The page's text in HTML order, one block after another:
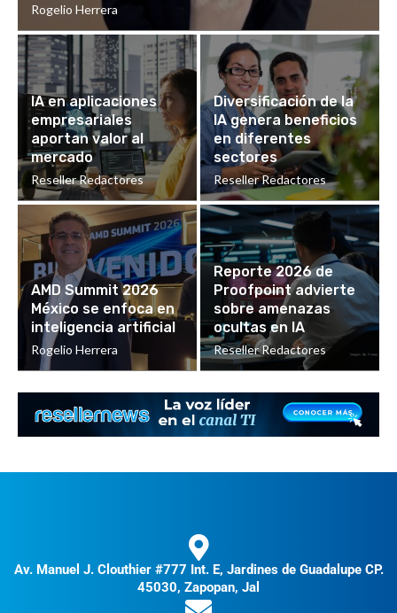
Rogelio Herrera
IA en aplicaciones
empresariales
aportan valor al
mercado
Reseller Redactores
Diversificación de la
IA genera beneficios
en diferentes
sectores
Reseller Redactores
AMD Summit 2026
México se enfoca en
inteligencia artificial
Rogelio Herrera
Reporte 2026 de
Proofpoint advierte
sobre amenazas
ocultas en IA
Reseller Redactores
Av. Manuel J. Clouthier #777 Int. E, Jardines de Guadalupe CP.
45030, Zapopan, Jal